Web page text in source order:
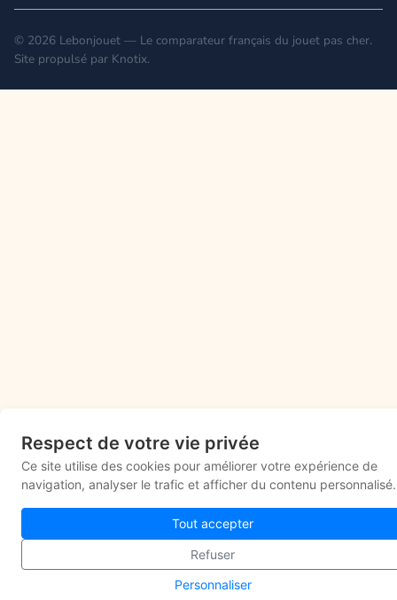
Respect de votre vie privée
Ce site utilise des cookies pour améliorer votre expérience de
navigation, analyser le trafic et afficher du contenu personnalisé.
Tout accepter
Refuser
Personnaliser
© 2026 Lebonjouet — Le comparateur français du jouet pas cher.
Site propulsé par Knotix.